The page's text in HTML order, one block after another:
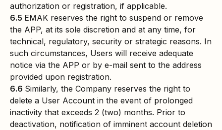
authorization or registration, if applicable.
6.5 EMAK reserves the right to suspend or remove
the APP, at its sole discretion and at any time, for
technical, regulatory, security or strategic reasons. In
such circumstances, Users will receive adequate
notice via the APP or by e-mail sent to the address
provided upon registration.
6.6 Similarly, the Company reserves the right to
delete a User Account in the event of prolonged
inactivity that exceeds 2 (two) months. Prior to
deactivation, notification of imminent account deletion